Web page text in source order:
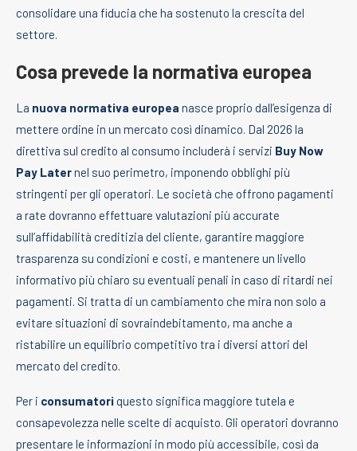
consolidare una fiducia che ha sostenuto la crescita del
settore.
Cosa prevede la normativa europea
La nuova normativa europea nasce proprio dall’esigenza di
mettere ordine in un mercato così dinamico. Dal 2026 la
direttiva sul credito al consumo includerà i servizi Buy Now
Pay Laternel suo perimetro, imponendo obblighi più
stringenti per gli operatori. Le società che offrono pagamenti
a rate dovranno effettuare valutazioni più accurate
sull’affidabilità creditizia del cliente, garantire maggiore
trasparenza su condizioni e costi, e mantenere un livello
informativo più chiaro su eventuali penali in caso di ritardi nei
pagamenti. Si tratta di un cambiamento che mira non solo a
evitare situazioni di sovraindebitamento, ma anche a
ristabilire un equilibrio competitivo tra i diversi attori del
mercato del credito.
Per i consumatoriquesto significa maggiore tutela e
consapevolezza nelle scelte di acquisto. Gli operatori dovranno
presentare le informazioni in modo più accessibile, così da